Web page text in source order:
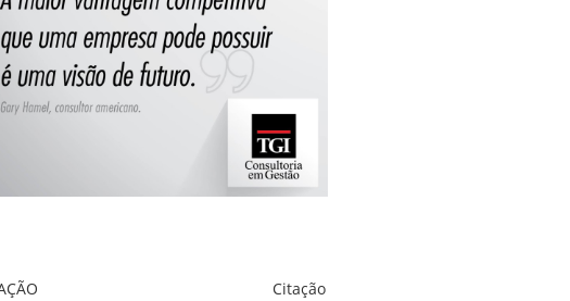
Citação